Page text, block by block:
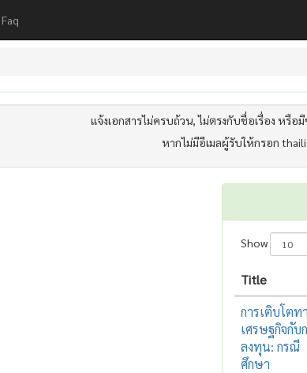
Faq
แจ้งเอกสารไม่ครบถ้วน, ไม่ตรงกับชื่อเรื่อง หรื
หากไม่มีอีเมลผู้รับให้กรอก
Show
Title
การเติบโตท
เศรษฐกิจกับ
ลงทุน: กรณี
ศึกษา